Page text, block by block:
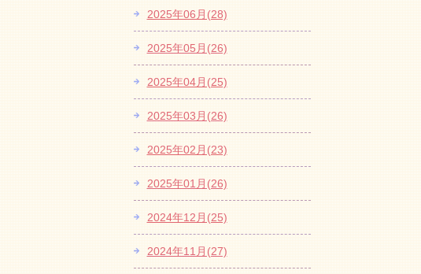
2025年06月(28)
2025年05月(26)
2025年04月(25)
2025年03月(26)
2025年02月(23)
2025年01月(26)
2024年12月(25)
2024年11月(27)